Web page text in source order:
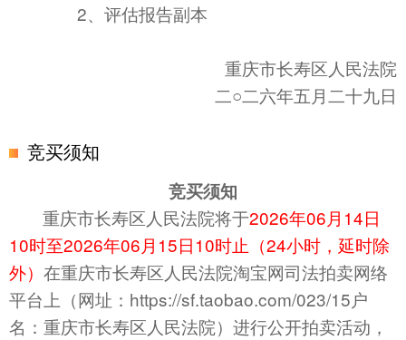
2、评估报告副本
重庆市长寿区人民法院
二○二六年五月二十九日
竞买须知
竞买须知
重庆市长寿区人民法院将于2026年06月 14日
10时至2026年06月 15日10时止（24小时，延时除
外） 在重庆市长寿区人民法院淘宝网司法拍卖网络
平台上（网址：https://sf.taobao.com/023/15户
名：重庆市长寿区人民法院）进行公开拍卖活动，